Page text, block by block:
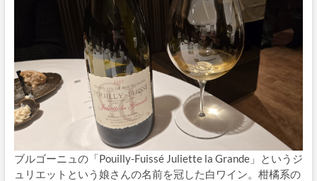
ブルゴーニュの「Pouilly-Fuissé Juliette la Grande」というジ
ュリエットという娘さんの名前を冠した白ワイン。柑橘系の